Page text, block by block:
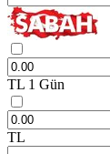
TL 1 Gün
TL